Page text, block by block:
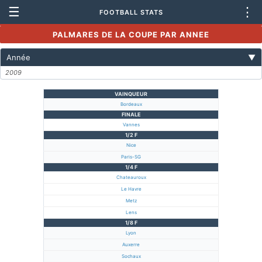
☰ FOOTBALL STATS ⋮
PALMARES DE LA COUPE PAR ANNEE
Année ▼
2009
VAINQUEUR
Bordeaux
FINALE
Vannes
1/2 F
Nice
Paris-SG
1/4 F
Chateauroux
Le Havre
Metz
Lens
1/8 F
Lyon
Auxerre
Sochaux